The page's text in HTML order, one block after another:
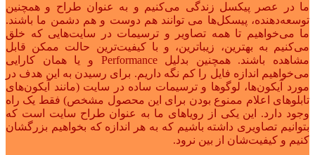
ما در عصر پیکسل زندگی می‌کنیم و به عنوان طراح و همچنین
توسعه‌دهنده، پیسکل‌ها می توانند هم دوست و هم دشمن ما باشند.
ما می‌خواهیم تا همه تصاویر و ترسیمات در سایت‌هایی که خلق
می‌کنیم به بهترین، زیباترین، و با کیفیت‌ترین حالت ممکن قابل
مشاهده باشند. همچنین بدلیل Performance و یا همان کارایی
می‌خواهیم اندازه فایل را کم نگه داریم. برای رسیدن به این هدف در
مورد آیکون‌ها، لوگوها و ترسیمات ساده در سایت (مانند آیکون‌های
تابلوهای اعلام ممنوع بودن برای این محصول مشخص) فقط یک راه
وجود دارد. این یکی از رویاهای ما به عنوان طراح سایت است که
بتوانیم تصاویری داشته باشیم که به هر اندازه که بخواهیم بزرگشان
کنیم و کیفیت‌شان از بین نرود.